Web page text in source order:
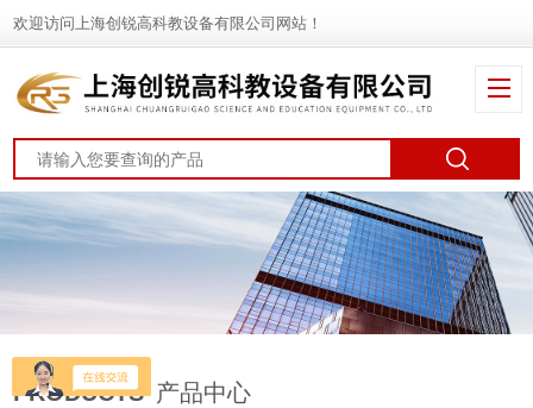
欢迎访问上海创锐高科教设备有限公司网站！
PRODUCTS 产品中心